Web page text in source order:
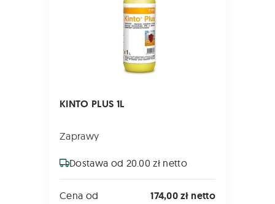
KINTO PLUS 1L
Zaprawy
Dostawa od 20.00 zł netto
Cena od 174,00 zł netto